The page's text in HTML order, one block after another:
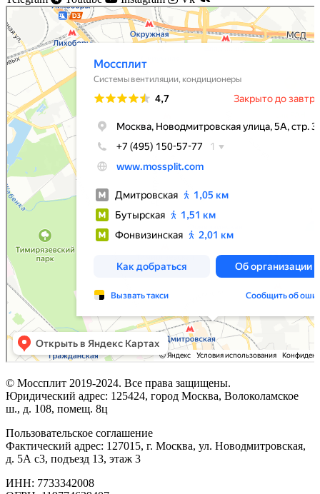
Моссплит
Системы вентиляции в Москве
Установка кондиционеров в Москве
© Моссплит 2019-2024. Все права защищены.
Юридический адрес: 125424, город Москва, Волоколамское
ш., д. 108, помещ. 8ц
Пользовательское соглашение
Фактический адрес: 127015, г. Москва, ул. Новодмитровская,
д. 5А с3, подъезд 13, этаж 3
ИНН: 7733342008